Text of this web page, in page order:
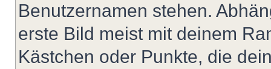
Benutzernamen stehen.
erste Bild meist mit deinem
Kästchen oder Punkte, die